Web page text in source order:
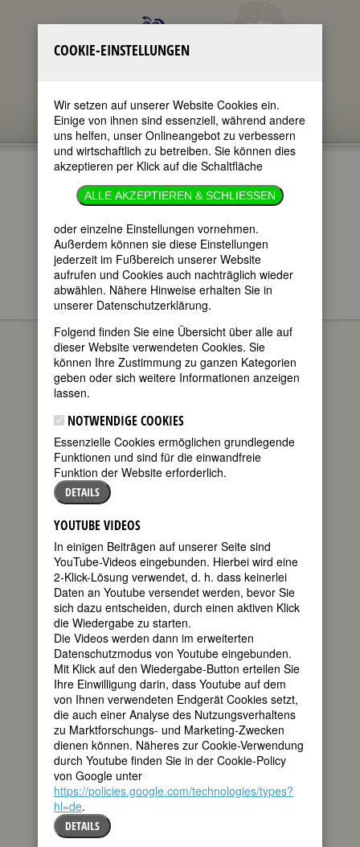
im ganzen Text
nur in Titeln
FEMBIO SPECIALS
FRAUEN AUS NORD- UND
SÜDTIROL UND DEM TRENTINO
Ljubóv
Fjodorowna Dostojewskaja
FEMBIO SPECIAL: FRAUEN AUS
NORD- UND SÜDTIROL UND DEM
TRENTINO
LJUBÓV FJODOROWNA
DOSTOJEWSKAJA
geboren am
26. September
1869 in
Dresden
gestorben am
11. November
1926 in Gries
bei Bozen,
Südtirol
russische
Schriftstellerin; einzige überlebende
Tochter von Anna Grigorjewna
Dostojewskaja und Fjodor
Dostojewski
150. Geburtstag am 26. September
2019
COOKIE-EINSTELLUNGEN
Wir setzen auf unserer Website Cookies ein.
Einige von ihnen sind essenziell, während andere
uns helfen, unser Onlineangebot zu verbessern
und wirtschaftlich zu betreiben. Sie können dies
akzeptieren per Klick auf die Schaltfläche
ALLE AKZEPTIEREN & SCHLIESSEN
oder einzelne Einstellungen vornehmen.
Außerdem können sie diese Einstellungen
jederzeit im Fußbereich unserer Website
aufrufen und Cookies auch nachträglich wieder
abwählen. Nähere Hinweise erhalten Sie in
unserer Datenschutzerklärung.
Folgend finden Sie eine Übersicht über alle auf
dieser Website verwendeten Cookies. Sie
können Ihre Zustimmung zu ganzen Kategorien
geben oder sich weitere Informationen anzeigen
lassen.
NOTWENDIGE COOKIES
Essenzielle Cookies ermöglichen grundlegende
Funktionen und sind für die einwandfreie
Funktion der Website erforderlich.
DETAILS
YOUTUBE VIDEOS
In einigen Beiträgen auf unserer Seite sind
YouTube-Videos eingebunden. Hierbei wird eine
2-Klick-Lösung verwendet, d. h. dass keinerlei
Daten an Youtube versendet werden, bevor Sie
sich dazu entscheiden, durch einen aktiven Klick
die Wiedergabe zu starten.
Die Videos werden dann im erweiterten
Datenschutzmodus von Youtube eingebunden.
Mit Klick auf den Wiedergabe-Button erteilen Sie
Ihre Einwilligung darin, dass Youtube auf dem
von Ihnen verwendeten Endgerät Cookies setzt,
die auch einer Analyse des Nutzungsverhaltens
zu Marktforschungs- und Marketing-Zwecken
dienen können. Näheres zur Cookie-Verwendung
durch Youtube finden Sie in der Cookie-Policy
von Google unter
https://policies.google.com/technologies/types?
hl=de.
DETAILS